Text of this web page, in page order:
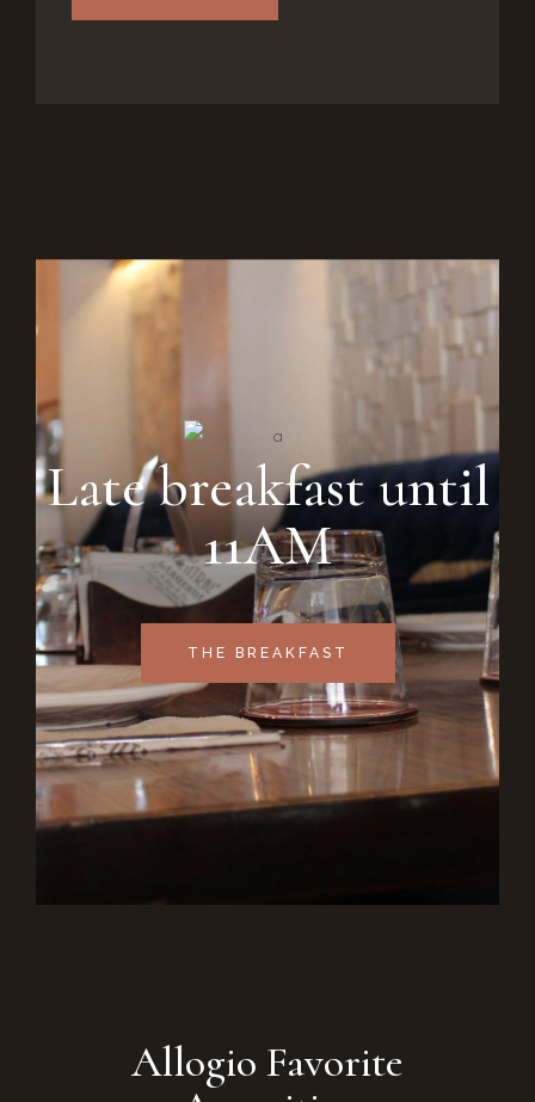
Late breakfast until
11AM
THE BREAKFAST
Allogio Favorite